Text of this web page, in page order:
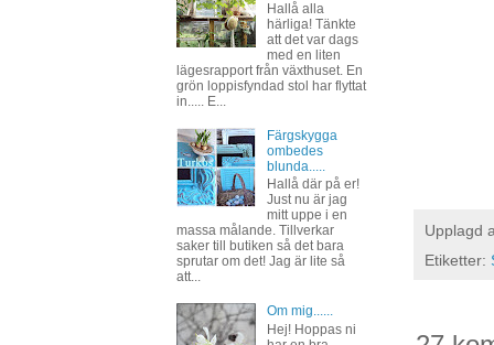
Upplagd
Etiketter:
Hallå alla
härliga! Tänkte
att det var dags
med en liten
lägesrapport från växthuset. En
grön loppisfyndad stol har flyttat
in..... E...
Färgskygga
ombedes
blunda.....
Hallå där på er!
Just nu är jag
mitt uppe i en
massa målande. Tillverkar
saker till butiken så det bara
sprutar om det! Jag är lite så
att...
Om mig......
Hej! Hoppas ni